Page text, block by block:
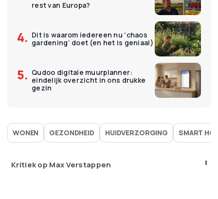
rest van Europa?
Dit is waarom iedereen nu ‘chaos
gardening’ doet (en het is geniaal)
Qudoo digitale muurplanner:
eindelijk overzicht in ons drukke
gezin
WONEN GEZONDHEID HUIDVERZORGING SMART
Kritiek op Max Verstappen